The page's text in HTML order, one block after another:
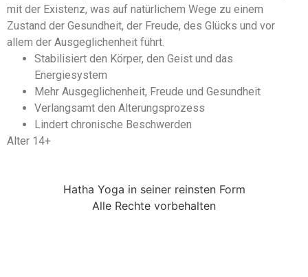
mit der Existenz, was auf natürlichem Wege zu einem
Zustand der Gesundheit, der Freude, des Glücks und vor
allem der Ausgeglichenheit führt.
Stabilisiert den Körper, den Geist und das
Energiesystem
Mehr Ausgeglichenheit, Freude und Gesundheit
Verlangsamt den Alterungsprozess
Lindert chronische Beschwerden
Alter 14+
Hatha Yoga in seiner reinsten Form
Alle Rechte vorbehalten